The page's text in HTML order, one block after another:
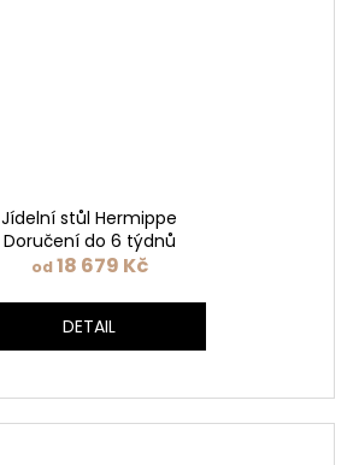
Jídelní stůl Hermippe
Doručení do 6 týdnů
od18 679 Kč
DETAIL